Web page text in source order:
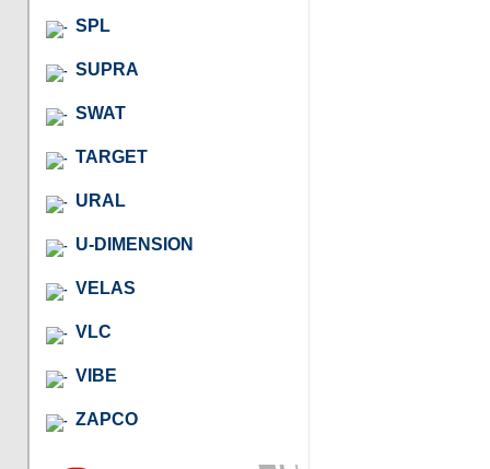
SPL
SUPRA
SWAT
TARGET
URAL
U-DIMENSION
VELAS
VLC
VIBE
ZAPCO